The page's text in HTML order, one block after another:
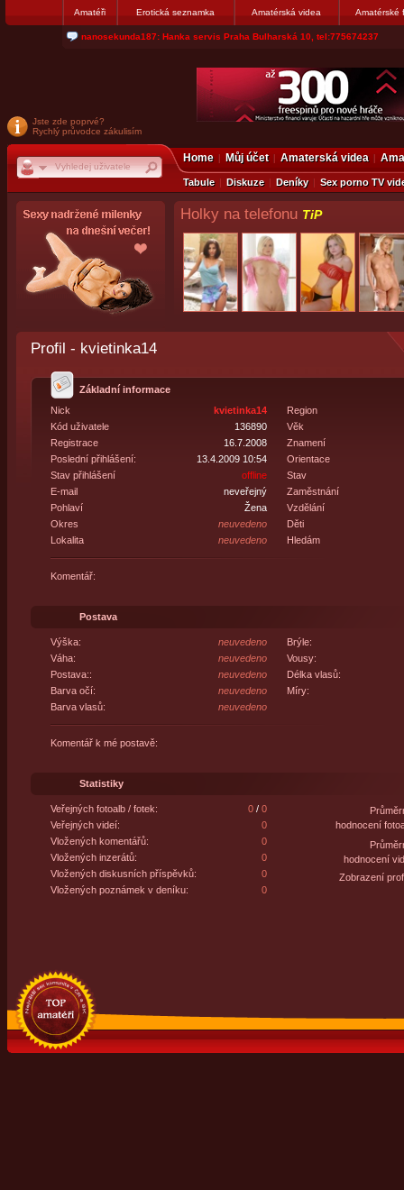
Amatéři Erotická seznamka Amatérská videa Amatérské
nanosekunda187: Hanka servis Praha Bulharská 10, tel:775674237
Jste zde poprvé?
Rychlý průvodce zákulisím
Home Můj účet Amaterská videa
Tabule Diskuze Deníky Sex porno TV
Holky na telefonu TiP
Profil - kvietinka14
Základní informace
Nick
kvietinka14
Kód uživatele
136890
Registrace
16.7.2008
Poslední přihlášení:
13.4.2009 10:54
Stav přihlášení
offline
E-mail
neveřejný
Pohlaví
Žena
Okres
neuvedeno
Lokalita
neuvedeno
Region
Věk
Znamení
Orientace
Stav
Zaměstnání
Vzdělání
Děti
Hledám
Komentář:
Postava
Výška:
neuvedeno
Váha:
neuvedeno
Postava::
neuvedeno
Barva očí:
neuvedeno
Barva vlasů:
neuvedeno
Brýle:
Vousy:
Délka vlasů:
Míry:
Komentář k mé postavě:
Statistiky
Veřejných fotoalb / fotek: 0/ 0
Veřejných videí:
0
Vložených komentářů:
0
Vložených inzerátů:
0
Vložených diskusních příspěvků:
0
Vložených poznámek v deníku:
0
hodnocení
hodnocení
Zobrazení